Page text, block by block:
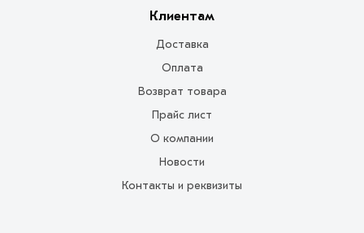
Клиентам
Доставка
Оплата
Возврат товара
Прайс лист
О компании
Новости
Контакты и реквизиты